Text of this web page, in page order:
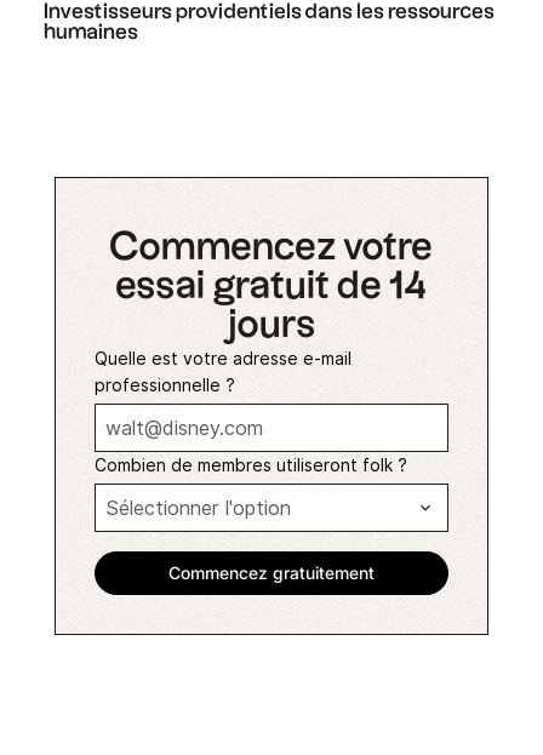
Investisseurs providentiels dans les ressources
humaines
Commencez votre
essai gratuit de 14
jours
Quelle est votre adresse e-mail
professionnelle ?
Combien de membres utiliseront folk ?